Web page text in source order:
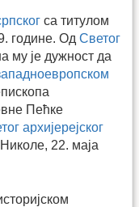
са титулом
године. Од Светог
му је дужност да
Пећке
архијерејског
22. маја